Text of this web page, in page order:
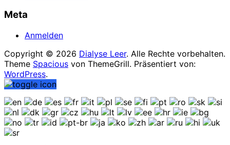
Meta
Anmelden
Copyright © 2026 Dialyse Leer. Alle Rechte vorbehalten.
Theme Spacious von ThemeGrill. Präsentiert von:
WordPress.